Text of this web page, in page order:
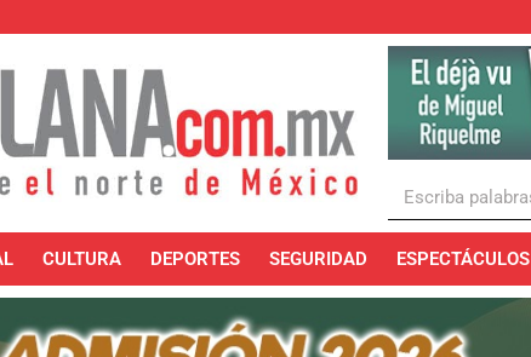
CULTURA DEPORTES SEGURIDAD ESPECTÁCULOS